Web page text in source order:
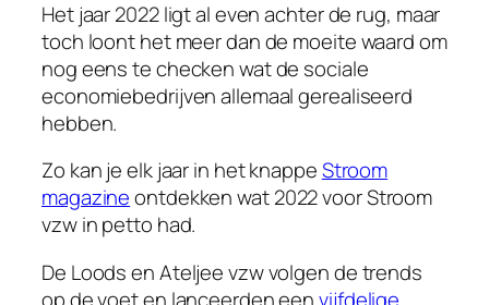
Het jaar 2022 ligt al even achter de rug, maar
toch loont het meer dan de moeite waard om
nog eens te checken wat de sociale
economiebedrijven allemaal gerealiseerd
hebben.
Zo kan je elk jaar in het knappeStroom
magazineontdekken wat 2022 voor Stroom
vzw in petto had.
De Loods en Ateljee vzw volgen de trends
op de voet en lanceerden eenvijfdelige